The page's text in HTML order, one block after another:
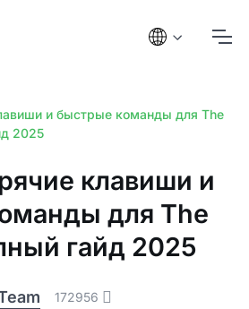
и быстрые команды для The
2025
клавиши и
для The
гайд 2025
172956